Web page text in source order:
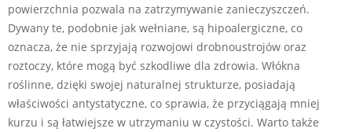
powierzchnia pozwala na zatrzymywanie zanieczyszczeń.
Dywany te, podobnie jak wełniane, są hipoalergiczne, co
oznacza, że nie sprzyjają rozwojowi drobnoustrojów oraz
roztoczy, które mogą być szkodliwe dla zdrowia. Włókna
roślinne, dzięki swojej naturalnej strukturze, posiadają
właściwości antystatyczne, co sprawia, że przyciągają mniej
kurzu i są łatwiejsze w utrzymaniu w czystości. Warto także